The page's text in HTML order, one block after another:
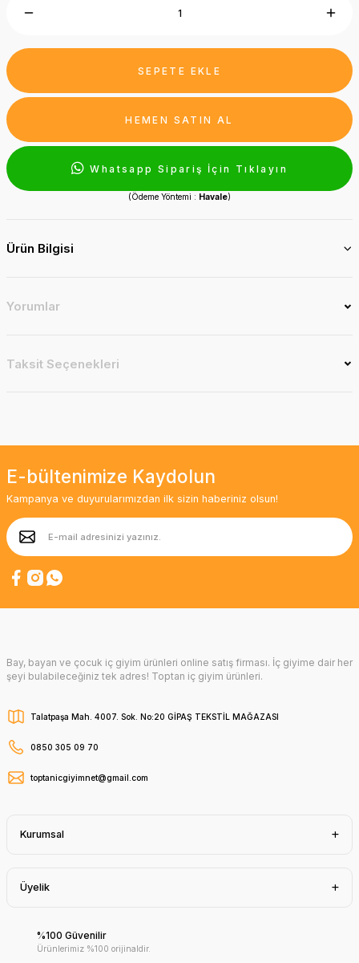
SEPETE EKLE
HEMEN SATIN AL
Whatsapp Sipariş İçin Tıklayın
(Ödeme Yöntemi : Havale)
Ürün Bilgisi
Yorumlar
Taksit Seçenekleri
E-bültenimize Kaydolun
Kampanya ve duyurularımızdan ilk sizin haberiniz olsun!
Bay, bayan ve çocuk iç giyim ürünleri online satış firması. İç giyime dair her
şeyi bulabileceğiniz tek adres! Toptan iç giyim ürünleri.
Talatpaşa Mah. 4007. Sok. No:20 GİPAŞ TEKSTİL MAĞAZASI
0850 305 09 70
toptanicgiyimnet@gmail.com
Kurumsal
Üyelik
%100 Güvenilir
Ürünlerimiz %100 orijinaldir.